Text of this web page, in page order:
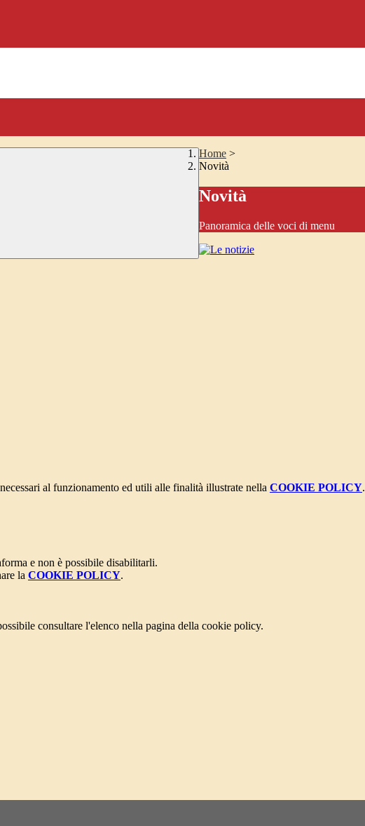
Home >
Novità
Novità
Panoramica delle voci di menu
al funzionamento ed utili alle finalità illustrate nella COOKIE POLICY.
e non è possibile disabilitarli.
la COOKIE POLICY.
consultare l'elenco nella pagina della cookie policy.